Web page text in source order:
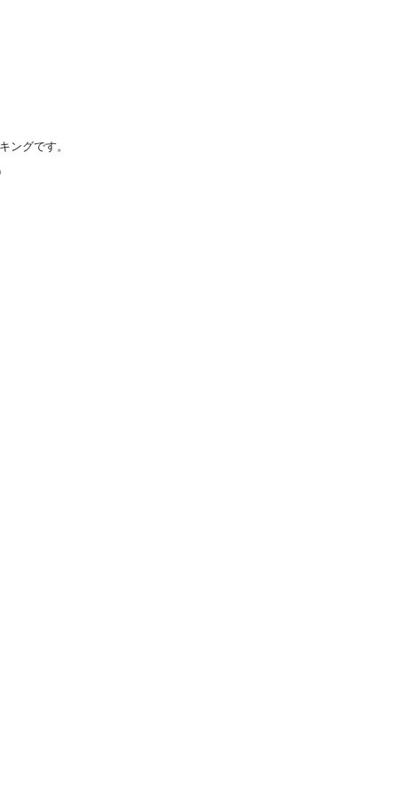
グです。